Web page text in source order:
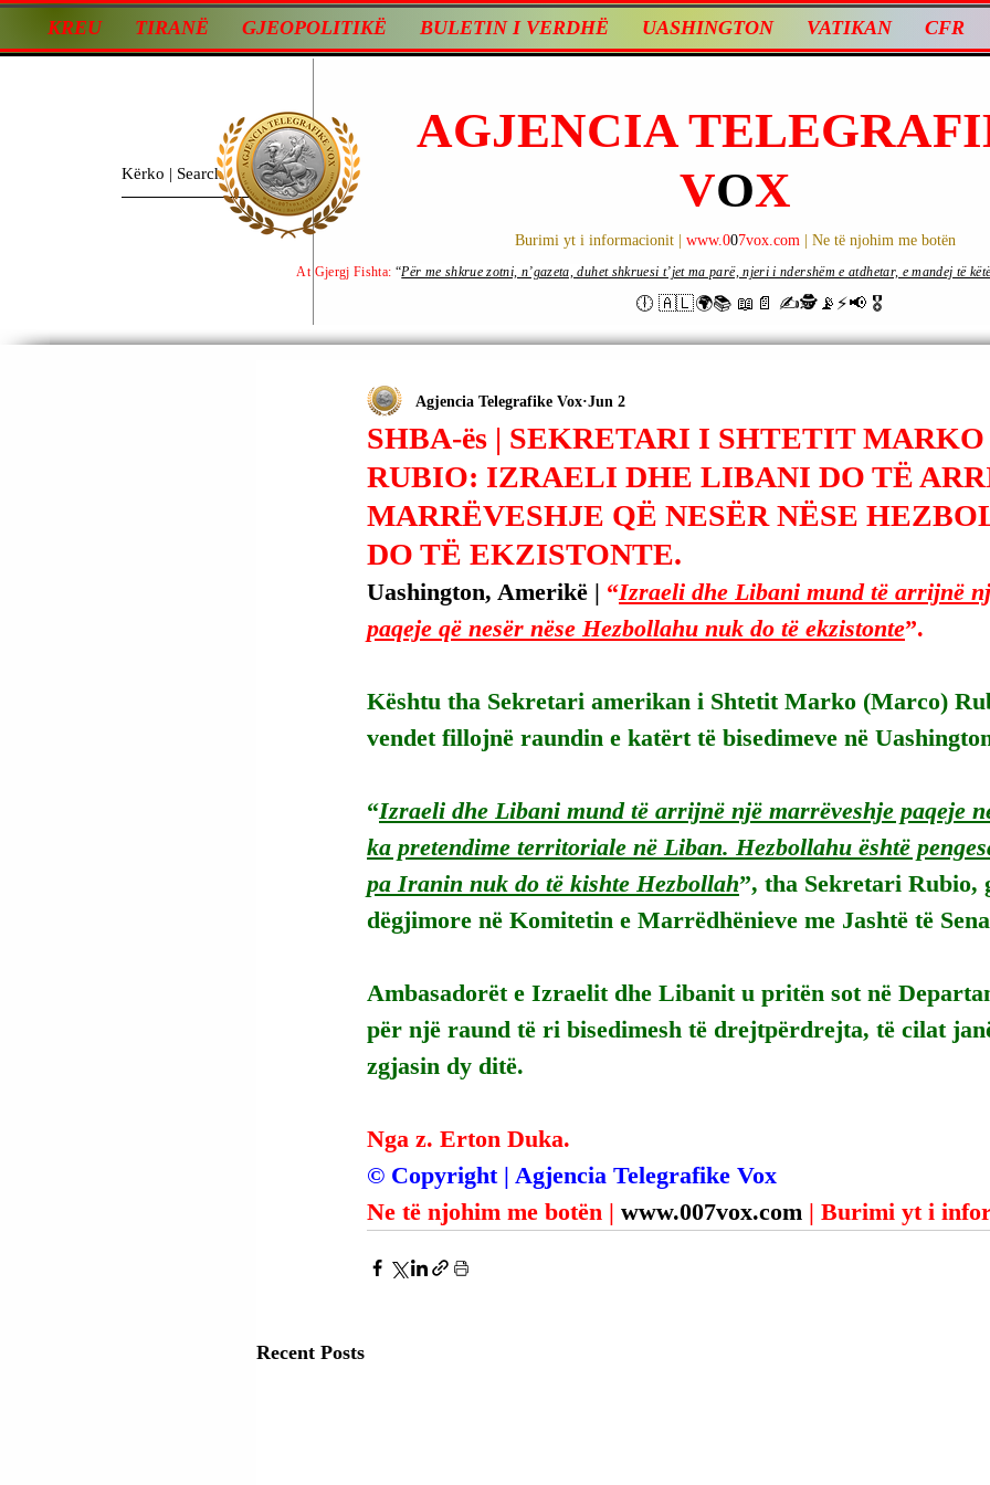
KREU TIRANË GJEOPOLITIKË BULETIN I VERDHË UASHINGTON VATIKAN CFR
AGJENCIA
VOX
Burimi yt i informacionit | www.007vox.com | Ne të njohim me botën
🕕 🇦🇱🌍📚 📖📄 ✍🕵️📡⚡️📢 🎖
At Gjergj Fishta: “Për me shkrue zotni, n’gazeta, duhet shkruesi t’jet ma parë, njeri i ndershëm e atdhetar, e mandej të
SHBA-ës | SEKRETARI I SHTETIT
RUBIO: IZRAELI DHE LIBANI DO TË
MARRËVESHJE QË NESËR NËSE
DO TË EKZISTONTE.
Agjencia Telegrafike Vox Jun 2
Uashington, Amerikë | “Izraeli dhe Libani mund të arrijnë
paqeje që nesër nëse Hezbollahu nuk do të ekzistonte”.
Kështu tha Sekretari amerikan i Shtetit Marko (Marco)
vendet fillojnë raundin e katërt të bisedimeve në
“Izraeli dhe Libani mund të arrijnë një marrëveshje paqeje
ka pretendime territoriale në Liban. Hezbollahu është
pa Iranin nuk do të kishte Hezbollah”, tha Sekretari Rubio,
dëgjimore në Komitetin e Marrëdhënieve me Jashtë të
Ambasadorët e Izraelit dhe Libanit u pritën sot në
për një raund të ri bisedimesh të drejtpërdrejta, të cilat
zgjasin dy ditë.
Nga z. Erton Duka.
© Copyright | Agjencia Telegrafike Vox
Ne të njohim me botën | www.007vox.com | Burimi yt i
Recent Posts